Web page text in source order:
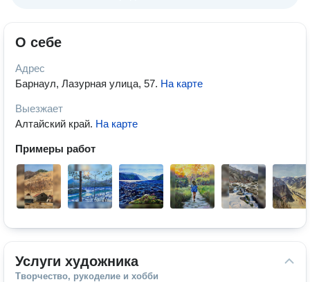
О себе
Адрес
Барнаул, Лазурная улица, 57. На карте
Выезжает
Алтайский край. На карте
Примеры работ
Услуги художника
Творчество, рукоделие и хобби